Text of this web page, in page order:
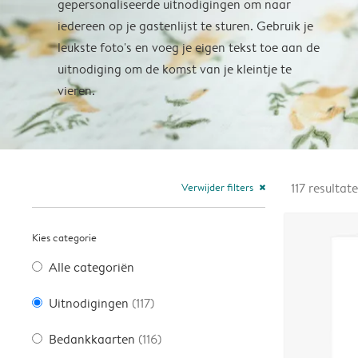
gepersonaliseerde uitnodigingen om naar
iedereen op je gastenlijst te sturen. Gebruik je
leukste foto's en voeg je eigen tekst toe aan de
uitnodiging om de komst van je kleintje te
vieren.
Verwijder filters close
Kies categorie
Alle categoriën
Uitnodigingen (117)
Bedankkaarten (116)
117